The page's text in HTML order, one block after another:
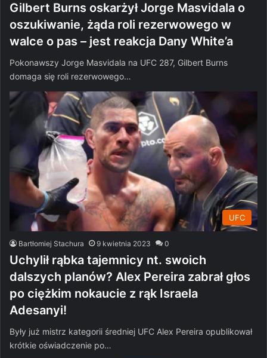
Gilbert Burns oskarżył Jorge Masvidala o
oszukiwanie, żąda roli rezerwowego w
walce o pas – jest reakcja Dany White’a
Pokonawszy Jorge Masvidala na UFC 287, Gilbert Burns
domaga się roli rezerwowego…
UFC
Bartłomiej Stachura 9 kwietnia 2023 0
Uchylił rąbka tajemnicy nt. swoich
dalszych planów? Alex Pereira zabrał głos
po ciężkim nokaucie z rąk Israela
Adesanyi!
Były już mistrz kategorii średniej UFC Alex Pereira opublikował
krótkie oświadczenie po…